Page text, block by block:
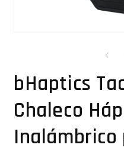
bHaptics
Chaleco
Inalámbrico